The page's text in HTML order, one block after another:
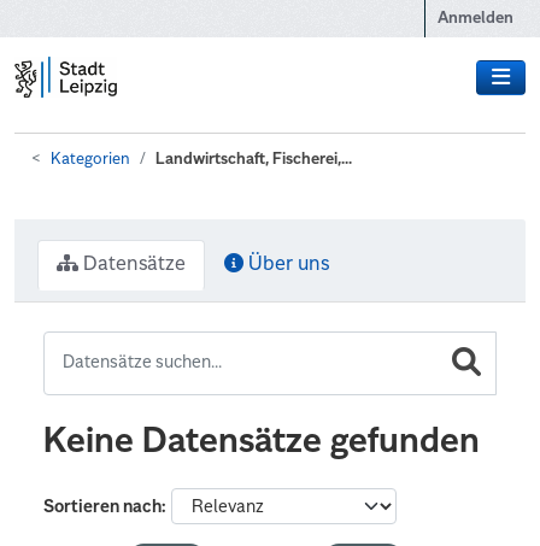
Anmelden
Kategorien Landwirtschaft, Fischerei,...
Datensätze Über uns
Keine Datensätze gefunden
Sortieren nach